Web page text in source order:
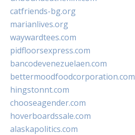
catfriends-bg.org
marianlives.org
waywardtees.com
pidfloorsexpress.com
bancodevenezuelaen.com
bettermoodfoodcorporation.com
hingstonnt.com
chooseagender.com
hoverboardssale.com
alaskapolitics.com